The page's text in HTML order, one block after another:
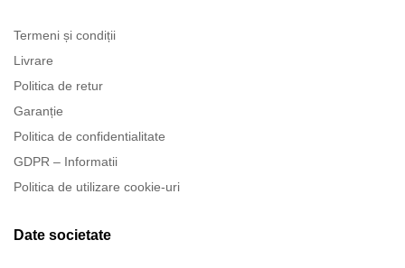
Termeni și condiții
Livrare
Politica de retur
Garanție
Politica de confidentialitate
GDPR – Informatii
Politica de utilizare cookie-uri
Date societate